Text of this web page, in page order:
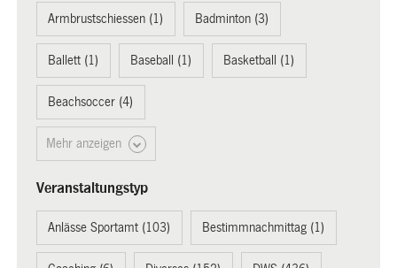
Armbrustschiessen (1) Badminton (3)
Ballett (1) Baseball (1) Basketball (1)
Beachsoccer (4)
Mehr anzeigen
Veranstaltungstyp
Anlässe Sportamt (103) Bestimmnachmittag (1)